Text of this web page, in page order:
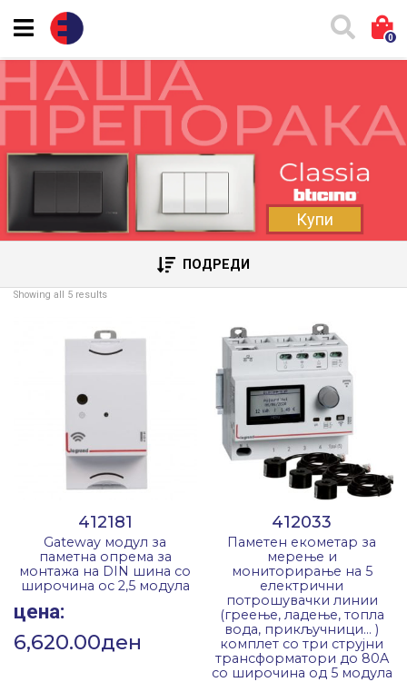
0
Купи
ПОДРЕДИ
Showing all 5 results
412181
Gateway модул за
паметна опрема за
монтажа на DIN шина со
широчина ос 2,5 модула
цена:
6,620.00ден
412033
Паметен екометар за
мерење и
мониторирање на 5
електрични
потрошувачки линии
(греење, ладење, топла
вода, прикључници… )
комплет со три струјни
трансформатори до 80A
со широчина од 5 модула